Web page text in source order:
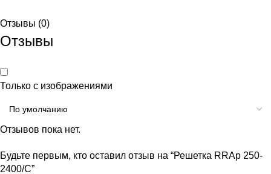
Отзывы (0)
Отзывы
Только с изображениями
Отзывов пока нет.
Будьте первым, кто оставил отзыв на “Решетка RRAp 250-
2400/С”